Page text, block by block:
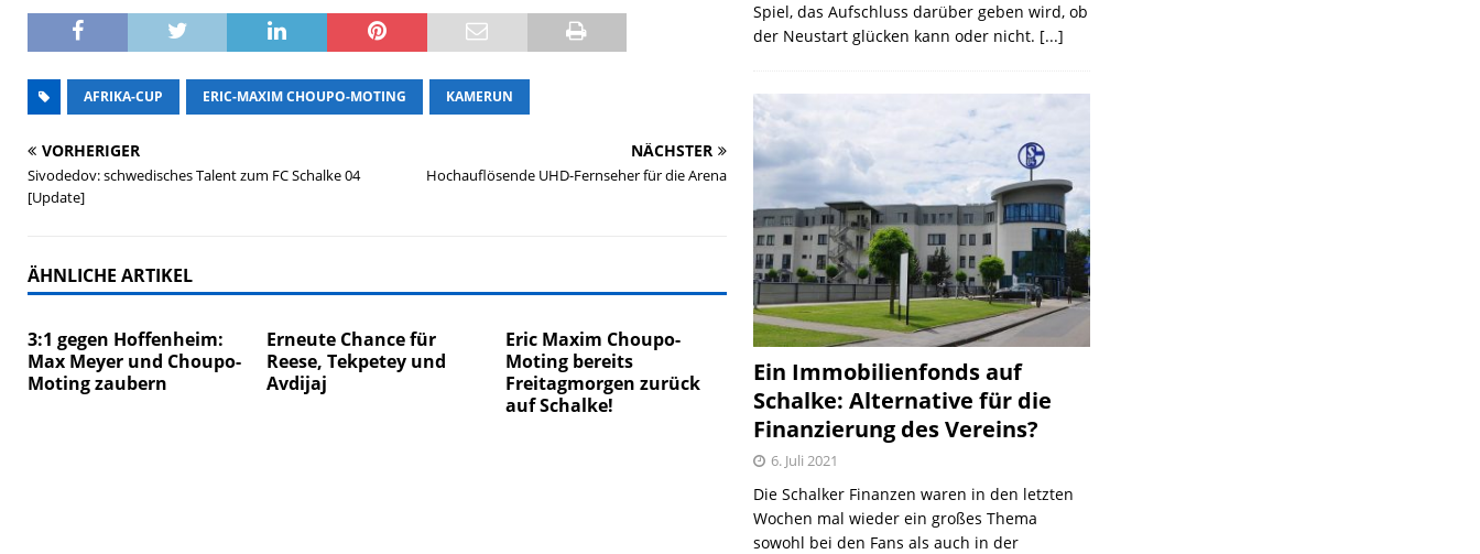
AFRIKA-CUP ERIC-MAXIM CHOUPO-MOTING KAMERUN
VORHERIGER
Sivodedov: schwedisches Talent zum FC Schalke 04
[Update]
NÄCHSTER
Hochauflösende UHD-Fernseher für die Arena
ÄHNLICHE ARTIKEL
3:1 gegen Hoffenheim:
Max Meyer und Choupo-
Moting zaubern
Erneute Chance für
Reese, Tekpetey und
Avdijaj
Eric Maxim Choupo-
Moting bereits
Freitagmorgen zurück
auf Schalke!
Spiel, das Aufschluss darüber geben wird, ob
der Neustart glücken kann oder nicht. [...]
Ein Immobilienfonds auf
Schalke: Alternative für die
Finanzierung des Vereins?
6. Juli 2021
Die Schalker Finanzen waren in den letzten
Wochen mal wieder ein großes Thema
sowohl bei den Fans als auch in der